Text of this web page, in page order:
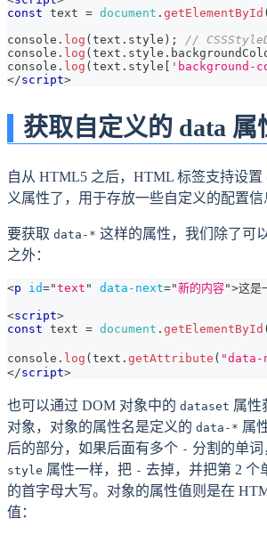
const text = document . getElementById (
console . log ( text . style ) ;
//
console . log ( text . style .
console . log ( text . style 'background-
</script>
获取自定义的 data 属
自从 HTML5 之后，HTML 标签支持设置
义属性了，用于存放一些自定义的配置信
要获取 data-* 这样的属性，我们除了可
之外：
<p id="text " data-next="新的内容">这是
<script>
const text = document . getElementById (
console . log ( text . getAttribute ( "data-
</script>
也可以通过 DOM 对象中的 dataset 属性
对象，对象的属性名是定义的 data-* 属
后的部分，如果后面有多个 - 分割的单
style 属性一样，把 - 去掉，并把第 2 个
的首字母大写。对象的属性值则是在
值：